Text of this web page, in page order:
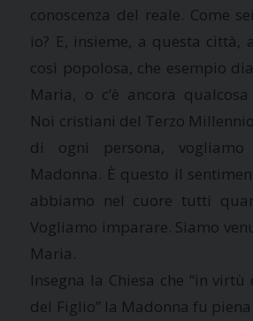
conoscenza del reale. Come
io? E, insieme, a questa città,
così popolosa, che esempio
Maria, o c’è ancora
Noi cristiani del Terzo
di ogni persona,
Madonna. È questo il
abbiamo nel cuore tutti
Vogliamo imparare. Siamo
Maria.
Insegna la Chiesa che “in
del Figlio” la Madonna fu